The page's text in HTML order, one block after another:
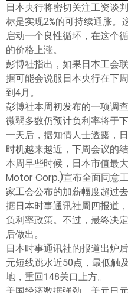
日本央行将密切关注工资谈
标是实现2%的可持续通胀。
启动一个良性循环，在这个
的价格上涨。
彭博社指出，如果日本工会
据可能会说服日本央行在下
到4月。
彭博社本周初发布的一项调
微弱多数仍预计负利率将于下
一天后，据知情人士透露，
时机越来越近，下周会议的
本周早些时候，日本市值最
Motor Corp.)宣布全面同意
家工会公布的加薪幅度超过去
据日本时事通讯社周四报道
负利率政策。不过，最终决
后做出。
日本时事通讯社的报道出炉
元短线跳水近50点，最低触
地，重回148关口上方。